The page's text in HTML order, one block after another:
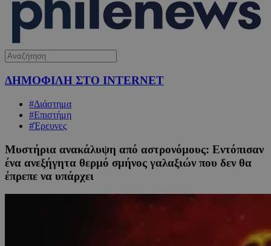
ΔΗΜΟΦΙΛΗ ΣΤΟ INTERNET
#Διάστημα
#Επιστήμη
#Έρευνες
Μυστήρια ανακάλυψη από αστρονόμους: Εντόπισαν
ένα ανεξήγητα θερμό σμήνος γαλαξιών που δεν θα
έπρεπε να υπάρχει